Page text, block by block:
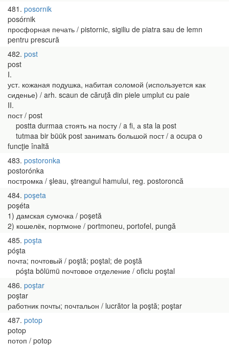
481 posornik
posórnik
просфорная печать / pistornic, sigiliu de piatra sau de lemn
pentru prescură
482 post
post
I.
уст. кожаная подушка, набитая соломой (используется как
сиденье) / arh. scaun de căruţă din piele umplut cu paie
II.
пост / post
postta durmaa стоять на посту / a fi, а sta la post
tutmaa bir büük post занимать большой пост / a ocupa o
funcţie înaltă
483 postoronka
postorónka
постромка / şleau, ştreangul hamului, reg. postoroncă
484 poşeta
poşéta
1) дамская сумочка / poşetă
2) кошелёк, портмоне / portmoneu, portofel, pungă
485 poşta
póşta
почта; почтовый / poştă; poştal; de poştă
póşta bölümü почтовое отделение / oficiu poştal
486 poştar
poştar
работник почты; почтальон / lucrător la poştă; poştar
487 potop
potop
потоп / potop